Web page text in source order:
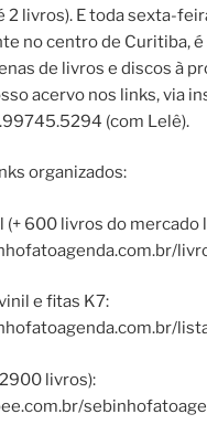
2 livros). E toda sexta-
no centro de Curitiba, é
de livros e discos à
acervo nos links, via
(com Lelê).
organizados:
(+ 600 livros do mercado
e fitas K7:
livros):